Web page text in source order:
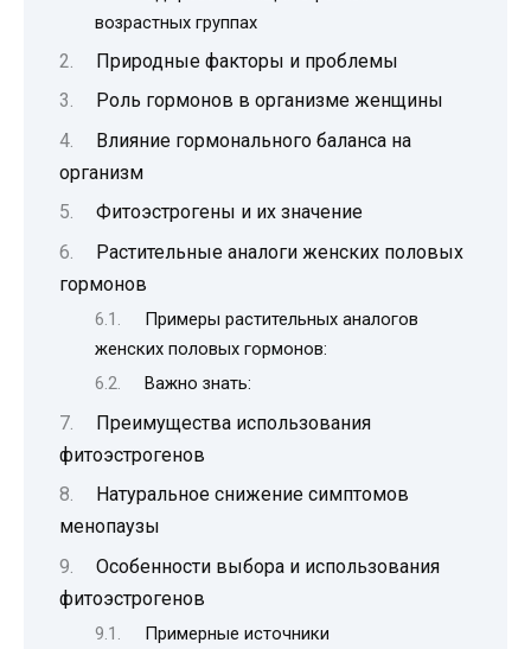
возрастных группах
Природные факторы и проблемы
Роль гормонов в организме женщины
Влияние гормонального баланса на
организм
Фитоэстрогены и их значение
Растительные аналоги женских половых
гормонов
Примеры растительных аналогов
женских половых гормонов:
Важно знать:
Преимущества использования
фитоэстрогенов
Натуральное снижение симптомов
менопаузы
Особенности выбора и использования
фитоэстрогенов
Примерные источники